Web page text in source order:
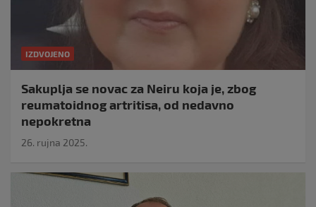
IZDVOJENO
Sakuplja se novac za Neiru koja je, zbog
reumatoidnog artritisa, od nedavno
nepokretna
26. rujna 2025.